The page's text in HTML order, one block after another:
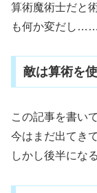
算術魔術士だと
も何か変だし……
敵は算術を
この記事を書い
今はまだ出てき
しかし後半にな